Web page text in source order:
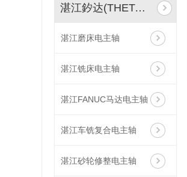
湛江釸达(THETA)电主轴
湛江磨床电主轴
湛江铣床电主轴
湛江FANUC马达电主轴
湛江车铣复合电主轴
湛江砂轮修整电主轴